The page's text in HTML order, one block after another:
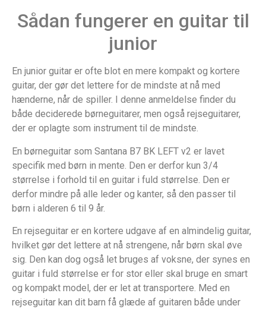
Sådan fungerer en guitar til
junior
En junior guitar er ofte blot en mere kompakt og kortere
guitar, der gør det lettere for de mindste at nå med
hænderne, når de spiller. I denne anmeldelse finder du
både deciderede børneguitarer, men også rejseguitarer,
der er oplagte som instrument til de mindste.
En børneguitar som Santana B7 BK LEFT v2 er lavet
specifik med børn in mente. Den er derfor kun 3/4
størrelse i forhold til en guitar i fuld størrelse. Den er
derfor mindre på alle leder og kanter, så den passer til
børn i alderen 6 til 9 år.
En rejseguitar er en kortere udgave af en almindelig guitar,
hvilket gør det lettere at nå strengene, når børn skal øve
sig. Den kan dog også let bruges af voksne, der synes en
guitar i fuld størrelse er for stor eller skal bruge en smart
og kompakt model, der er let at transportere. Med en
rejseguitar kan dit barn få glæde af guitaren både under